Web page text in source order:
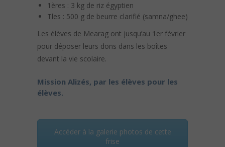
1ères : 3 kg de riz égyptien
Tles : 500 g de beurre clarifié (samna/ghee)
Les élèves de Mearag ont jusqu’au 1er février
pour déposer leurs dons dans les boîtes
devant la vie scolaire.
Mission Alizés, par les élèves pour les
élèves.
Accéder à la galerie photos de cette
frise